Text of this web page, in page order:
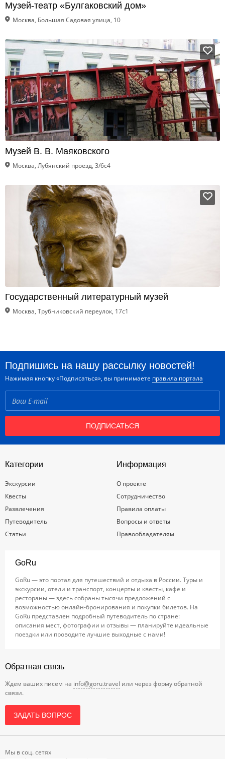
Музей-театр «Булгаковский дом»
Москва, Большая Садовая улица, 10
Музей В. В. Маяковского
Москва, Лубянский проезд, 3/6с4
Государственный литературный музей
Москва, Трубниковский переулок, 17с1
Подпишись на нашу рассылку новостей!
Нажимая кнопку «Подписаться», вы принимаете правила портала
ПОДПИСАТЬСЯ
Категории
Экскурсии
Квесты
Развлечения
Путеводитель
Статьи
Информация
О проекте
Сотрудничество
Правила оплаты
Вопросы и ответы
Правообладателям
GoRu
GoRu — это портал для путешествий и отдыха в России. Туры и
экскурсии, отели и транспорт, концерты и квесты, кафе и
рестораны — здесь собраны тысячи предложений с
возможностью онлайн-бронирования и покупки билетов. На
GoRu представлен подробный путеводитель по стране:
описания мест, фотографии и отзывы — планируйте идеальные
поездки или проводите лучшие выходные с нами!
Обратная связь
Ждем ваших писем на info@goru.travel или через форму обратной
связи.
ЗАДАТЬ ВОПРОС
Мы в соц. сетях